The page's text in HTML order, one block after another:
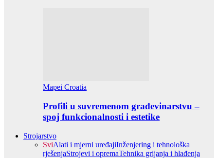
Mapei Croatia
Profili u suvremenom građevinarstvu –
spoj funkcionalnosti i estetike
Strojarstvo
SviAlati i mjerni uređajiInženjering i tehnološka
rješenjaStrojevi i opremaTehnika grijanja i hlađenja